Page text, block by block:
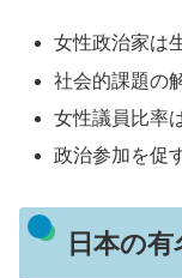
女性政治家は
社会的課題の
女性議員比率
政治参加を促
日本の